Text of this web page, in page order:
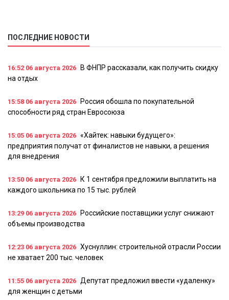
ПОСЛЕДНИЕ НОВОСТИ
16:52 06 августа 2026
В ФНПР рассказали, как получить скидку
на отдых
15:58 06 августа 2026
Россия обошла по покупательной
способности ряд стран Евросоюза
15:05 06 августа 2026 «Хайтек: навыки будущего»:
предприятия получат от финалистов не навыки, а решения
для внедрения
13:50 06 августа 2026
К 1 сентября предложили выплатить на
каждого школьника по 15 тыс. рублей
13:29 06 августа 2026
Российские поставщики услуг снижают
объемы производства
12:23 06 августа 2026 Хуснуллин: строительной отрасли России
не хватает 200 тыс. человек
11:55 06 августа 2026 Депутат предложил ввести «удаленку»
для женщин с детьми